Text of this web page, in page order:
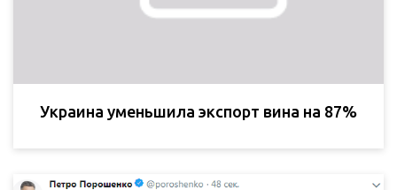
Украина уменьшила экспорт вина на 87%